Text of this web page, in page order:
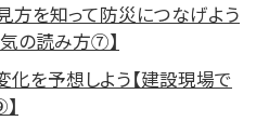
を知って防災につなげよう
の読み方⑦】
化を予想しよう【建設現場で